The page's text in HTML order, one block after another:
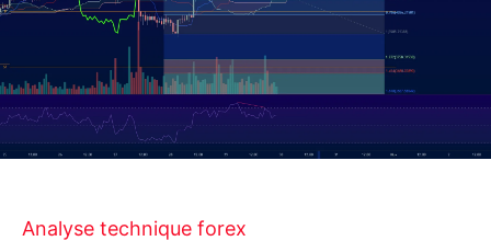
Analyse technique forex